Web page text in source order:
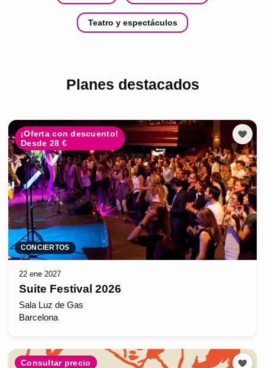
Teatro y espectáculos
Planes destacados
¡Oferta con descuento!
Desde 28 €
CONCIERTOS
22 ene 2027
Suite Festival 2026
Sala Luz de Gas
Barcelona
Consultar precio